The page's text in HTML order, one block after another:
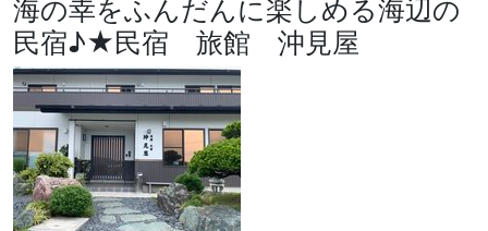
海の幸をふんだんに楽しめる海辺の
民宿♪★民宿 旅館 沖見屋